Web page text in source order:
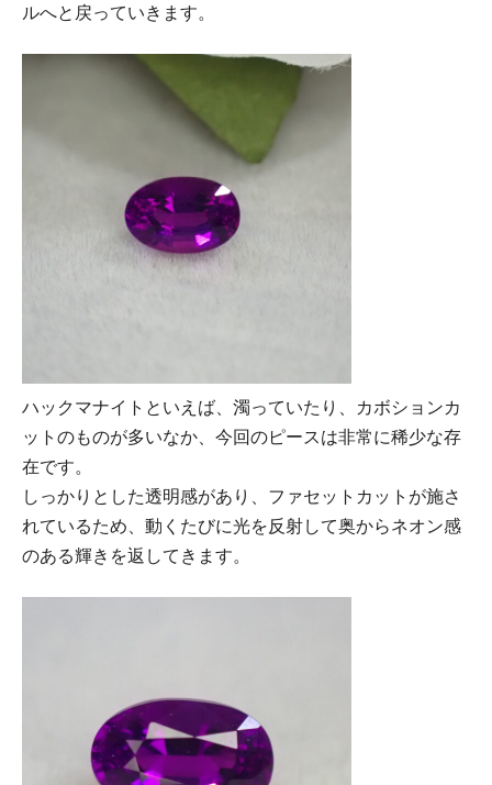
ルへと戻っていきます。
ハックマナイトといえば、濁っていたり、カボションカ
ットのものが多いなか、今回のピースは非常に稀少な存
在です。
しっかりとした透明感があり、ファセットカットが施さ
れているため、動くたびに光を反射して奥からネオン感
のある輝きを返してきます。